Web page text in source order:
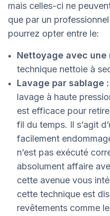
mais celles-ci ne
que par un
pourrez opter entre le:
Nettoyage avec une
technique nettoie à
Lavage par sablage :
lavage à haute
est efficace pour
fil du temps. Il s’agit
facilement
n’est pas exécuté
absolument affaire
cette avenue vous
cette technique est
revêtements comme